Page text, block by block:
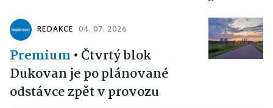
REDAKCE 04. 07. 2026
Premium •Čtvrtý blok
Dukovan je po plánované
odstávce zpět v provozu